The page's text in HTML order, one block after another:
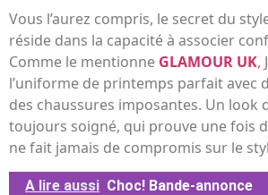
Vous l’aurez compris, le secret du
réside dans la capacité à associer
Comme le mentionne GLAMOUR UK,
l’uniforme de printemps parfait avec
des chaussures imposantes. Un look
toujours soigné, qui prouve une fois
ne fait jamais de compromis sur le
A lire aussi Choc! Bande-annonce